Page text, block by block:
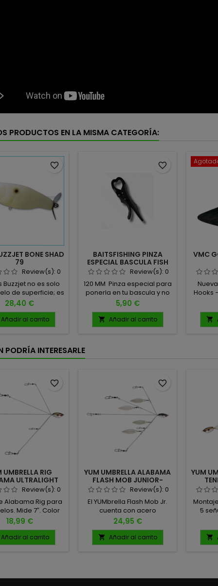
PRODUCTOS EN LA MISMA CATEGORÍA:
BONE SHAD
79
Review(s): 0
Buzzjet no es solo
de superficie; es
en la caza de
ejemplares.
con un único
alcanzar la
a su imponente
de 96 mm y su
incluso en
donde otros
fallan, como
Precio
28,40 €
Añadir al carrito
favorite_border
BAITSFISHING PINZA
ESPECIAL BASCULA FISH
GRIP WEITGH
Review(s): 0
120 MM Pinza especial para
ponerla en tu bascula y no
dañar a los peces al
pesarlos.
Precio
5,90 €
 Añadir al carrito
favorite_border
VMC
Hooks
la
la
VMC

PODRÍA INTERESARLE
UMBRELLA RIG
ULTRALIGHT
Review(s): 0
Alabama Rig para
Mide 7″. Color
Special.
Precio
18,99 €
Añadir al carrito
favorite_border
YUM UMBRELLA ALABAMA
FLASH MOB JUNIOR-
WILLOW BLADE
Review(s): 0
El YUMbrella Flash Mob Jr.
cuenta con acero
inoxidable súper resistente,
alambre tratado
térmicamente, broches y
giratorios fuertes, pero
inoxidable tratado, con
Precio
24,95 €
 Añadir al carrito
favorite_border
YUM
5
Color
